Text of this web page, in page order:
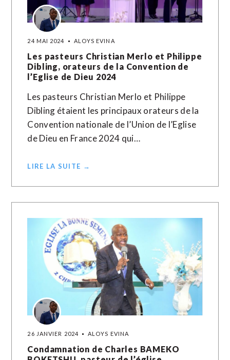
24 MAI 2024 ALOYS EVINA
Les pasteurs Christian Merlo et Philippe
Dibling, orateurs de la Convention de
l’Eglise de Dieu 2024
Les pasteurs Christian Merlo et Philippe
Dibling étaient les principaux orateurs de la
Convention nationale de l’Union de l’Eglise
de Dieu en France 2024 qui…
LIRE LA SUITE →
26 JANVIER 2024 ALOYS EVINA
Condamnation de Charles BAMEKO